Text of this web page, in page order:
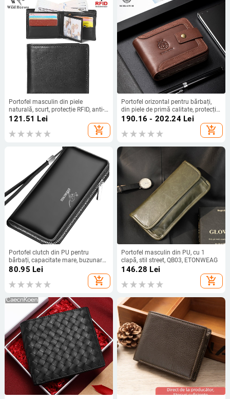
Portofel masculin din piele
naturală, scurt, protecție RFID, anti-
furt, mai multe compartimente
121.51 Lei
add_shopping_cart
Portofel orizontal pentru bărbați,
din piele de primă calitate, protecție
RFID, căptușeală antimagnetică,
190.16 - 202.24Lei
add_shopping_cart
Portofel clutch din PU pentru
bărbați, capacitate mare, buzunar
pentru monede și carduri, model cu
80.95 Lei
add_shopping_cart
Portofel masculin din PU, cu 1
clapă, stil street, QB03, ETONWEAG
146.28 Lei
add_shopping_cart